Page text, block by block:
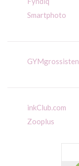
Smartphoto
GYMgrossisten
inkClub.com
Zooplus